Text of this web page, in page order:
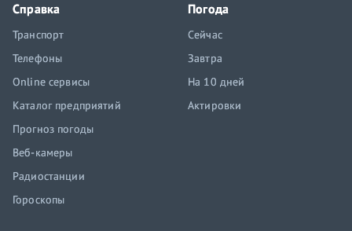
Справка
Транспорт
Телефоны
Online сервисы
Каталог предприятий
Прогноз погоды
Веб-камеры
Радиостанции
Гороскопы
Погода
Сейчас
Завтра
На 10 дней
Актировки